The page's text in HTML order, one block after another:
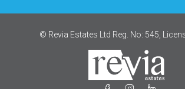
© Revia Estates Ltd Reg. No: 545,